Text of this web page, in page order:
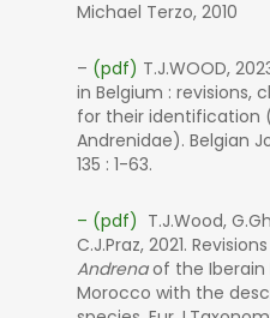
Michael Terzo, 2010
– (pdf) T.J.WOOD,
in Belgium : revisions,
for their identification
Andrenidae). Belgian
135 : 1-63.
– (pdf) T.J.Wood,
C.J.Praz, 2021.
Andrenaof the Iberain
Morocco with the